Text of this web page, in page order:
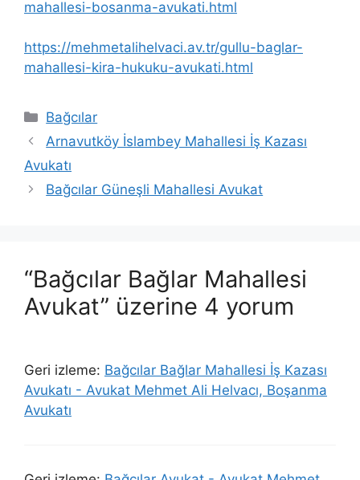
mahallesi-bosanma-avukati.html
https://mehmetalihelvaci.av.tr/gullu-baglar-
mahallesi-kira-hukuku-avukati.html
Kategoriler
Bağcılar
Arnavutköy İslambey Mahallesi İş Kazası
Avukatı
Bağcılar Güneşli Mahallesi Avukat
“Bağcılar Bağlar Mahallesi
Avukat” üzerine 4 yorum
Geri izleme: Bağcılar Bağlar Mahallesi İş Kazası
Avukatı - Avukat Mehmet Ali Helvacı, Boşanma
Avukatı